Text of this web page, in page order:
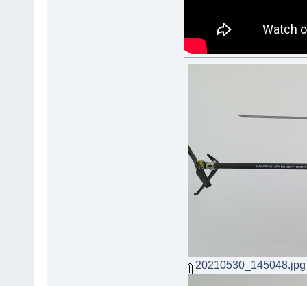
20210530_145048.jpg